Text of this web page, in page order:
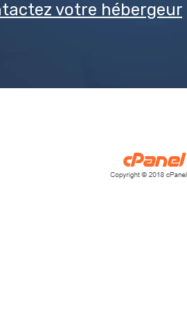
votre hébergeur